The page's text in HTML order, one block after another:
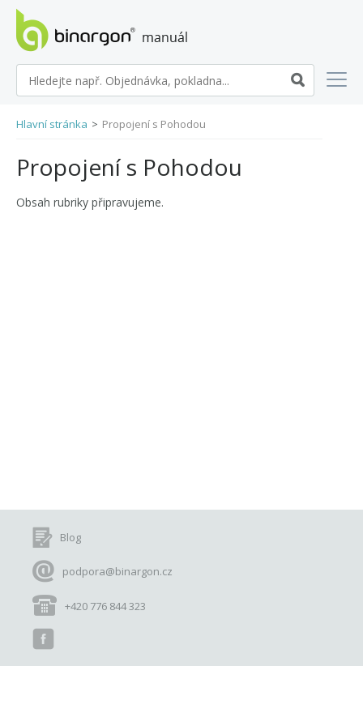
Hlavní stránka > Propojení s Pohodou
Propojení s Pohodou
Obsah rubriky připravujeme.
Blog
podpora@binargon.cz
+420 776 844 323